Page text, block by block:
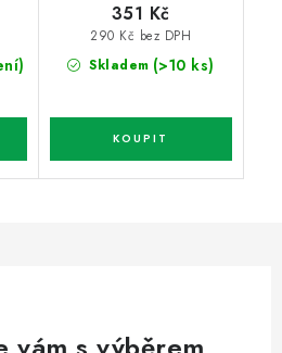
Skladem (>10 ks)
290 Kč bez DPH
351 Kč